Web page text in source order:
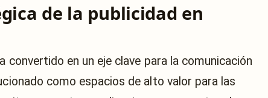
de la publicidad en
convertido en un eje clave para la comunicación
como espacios de alto valor para las